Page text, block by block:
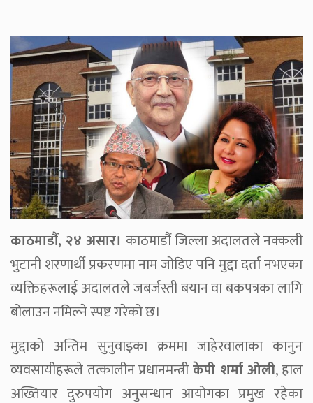
काठमाडौं, २४ असार। काठमाडौं जिल्ला अदालतले नक्कली
भुटानी शरणार्थी प्रकरणमा नाम जोडिए पनि मुद्दा दर्ता नभएका
व्यक्तिहरूलाई अदालतले जबर्जस्ती बयान वा बकपत्रका लागि
बोलाउन नमिल्ने स्पष्ट गरेको छ।
मुद्दाको अन्तिम सुनुवाइका क्रममा जाहेरवालाका कानुन
व्यवसायीहरूले तत्कालीन प्रधानमन्त्रीकेपी शर्मा ओली, हाल
अख्तियार दुरुपयोग अनुसन्धान आयोगका प्रमुख रहेका